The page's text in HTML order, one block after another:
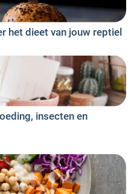
het dieet van jouw reptiel
insecten en